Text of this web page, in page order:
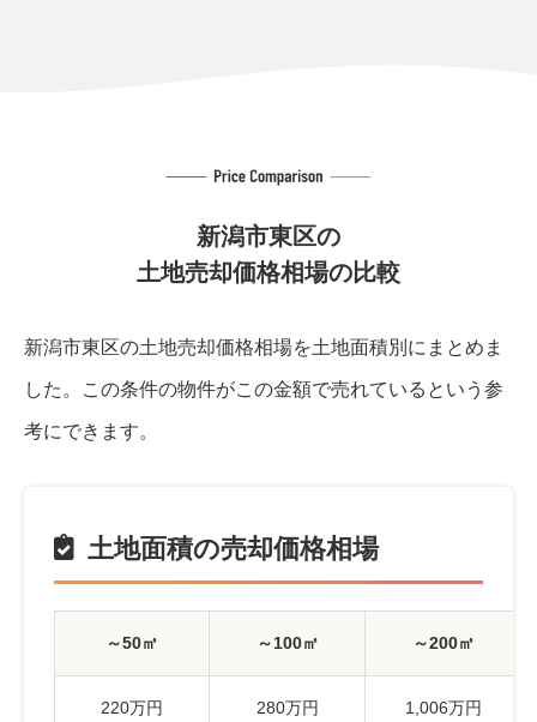
新潟市東区の
土地売却価格相場の比較
新潟市東区の土地売却価格相場を土地面積別にまとめま
した。 この条件の物件がこの金額で売れているという参
考にできます。
土地面積の売却価格相場
～50㎡ ～100㎡ ～200㎡
220万円 280万円 1,006万円